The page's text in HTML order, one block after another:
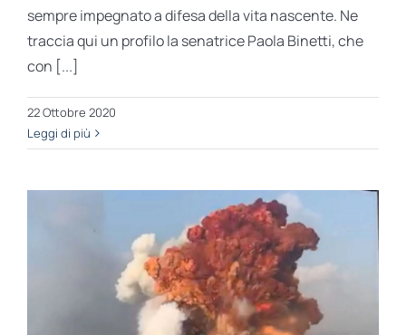
sempre impegnato a difesa della vita nascente. Ne
traccia qui un profilo la senatrice Paola Binetti, che
con [...]
22 Ottobre 2020
Leggi di più